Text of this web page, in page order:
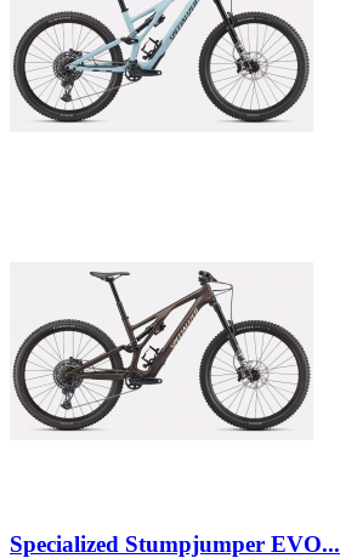
Specialized Stumpjumper EVO...